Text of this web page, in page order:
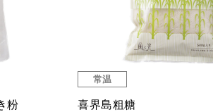
粉
常温
喜界島粗糖